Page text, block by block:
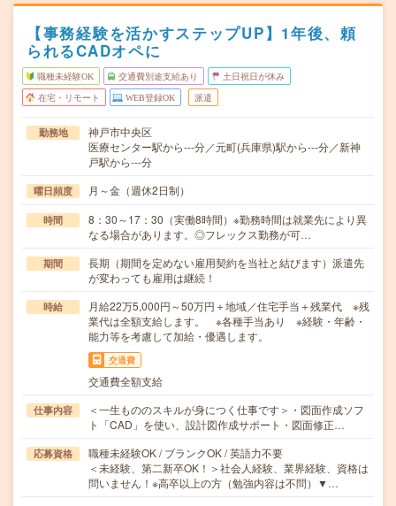
【事務経験を活かすステップUP】1年後、頼
られるCADオペに
職種未経験OK 交通費別途支給あり 土日祝日が休み
在宅・リモート WEB登録OK 派遣
勤務地
神戸市中央区
医療センター駅から---分／元町(兵庫県)駅から---分／新神
戸駅から---分
曜日頻度 月～金（週休2日制）
時間
8：30～17：30（実働8時間）※勤務時間は就業先により異
なる場合があります。◎フレックス勤務が可…
期間
長期（期間を定めない雇用契約を当社と結びます）派遣先
が変わっても雇用は継続！
時給
月給22万5,000円～50万円＋地域／住宅手当＋残業代 ※残
業代は全額支給します。 ※各種手当あり ※経験・年齢・
能力等を考慮して加給・優遇します。
交通費
交通費全額支給
仕事内容
＜一生もののスキルが身につく仕事です＞・図面作成ソフ
ト「CAD」を使い、設計図作成サポート・図面修正…
応募資格
職種未経験OK / ブランクOK / 英語力不要
＜未経験、第二新卒OK！＞社会人経験、業界経験、資格は
問いません！※高卒以上の方（勉強内容は不問）▼…